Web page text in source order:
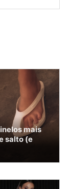
mais
salto (e